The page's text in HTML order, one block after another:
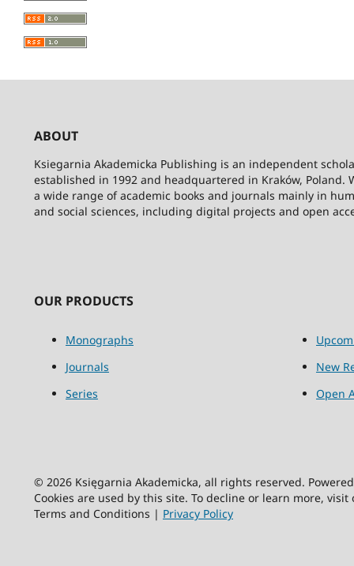
ABOUT
Ksiegarnia Akademicka Publishing is an independent
established in 1992 and headquartered in Kraków, Poland.
a wide range of academic books and journals mainly in
and social sciences, including digital projects and open
OUR PRODUCTS
Monographs
Journals
Series
New
Open
© 2026 Księgarnia Akademicka, all rights reserved.
Cookies are used by this site. To decline or learn more,
Terms and Conditions | Privacy Policy